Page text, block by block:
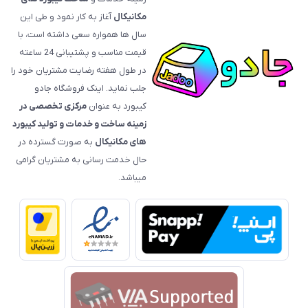
مکانیکالآغاز به کار نمود و طی این
سال ها همواره سعی داشته است، با
قیمت‌ مناسب و پشتیبانی 24 ساعته
در طول هفته رضایت مشتریان خود را
جلب نماید. اینک فروشگاه جادو
کیبورد به عنوان مرکزی تخصصی در
زمینه ساخت و خدمات و تولید کیبورد
های مکانیکال به صورت گسترده در
حال خدمت رسانی به مشتریان گرامی
میباشد.